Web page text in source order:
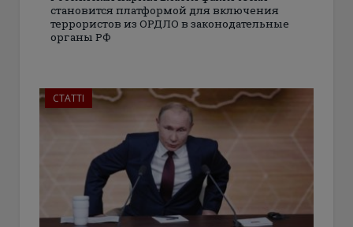
становится платформой для включения
террористов из ОРДЛО в законодательные
органы РФ
СТАТТІ